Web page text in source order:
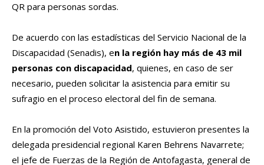
QR para personas sordas.
De acuerdo con las estadísticas del Servicio Nacional de la
Discapacidad (Senadis), en la región hay más de 43 mil
personas con discapacidad, quienes, en caso de ser
necesario, pueden solicitar la asistencia para emitir su
sufragio en el proceso electoral del fin de semana.
En la promoción del Voto Asistido, estuvieron presentes la
delegada presidencial regional Karen Behrens Navarrete;
el jefe de Fuerzas de la Región de Antofagasta, general de